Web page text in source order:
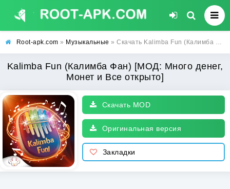
Root-apk.com » Музыкальные » Скачать Kalimba Fun (Калимба Фан) [МОД: Много денег, Монет и Все открыто] | Взлом Kalimba Fun на Андроид
Kalimba Fun (Калимба Фан) [МОД: Много денег,
Монет и Все открыто]
Скачать MOD
Оригинальная версия
Закладки